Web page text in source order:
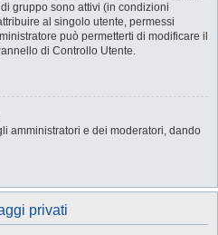
gruppo sono attivi (in condizioni
al singolo utente, permessi
può permetterti di modificare il
di Controllo Utente.
amministratori e dei moderatori, dando
privati